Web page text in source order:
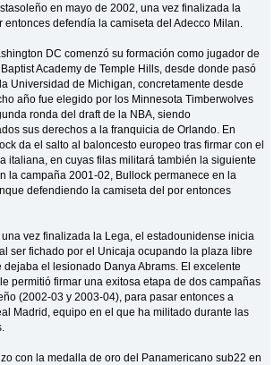
en mayo de 2002, una vez finalizada la
entonces defendía la camiseta del Adecco Milan.
DC comenzó su formación como jugador de
Academy de Temple Hills, desde donde pasó
Universidad de Michigan, concretamente desde
año fue elegido por los Minnesota Timberwolves
ronda del draft de la NBA, siendo
sus derechos a la franquicia de Orlando. En
da el salto al baloncesto europeo tras firmar con el
italiana, en cuyas filas militará también la siguiente
la campaña 2001-02, Bullock permanece en la
defendiendo la camiseta del por entonces
vez finalizada la Lega, el estadounidense inicia
ser fichado por el Unicaja ocupando la plaza libre
el lesionado Danya Abrams. El excelente
permitió firmar una exitosa etapa de dos campañas
(2002-03 y 2003-04), para pasar entonces a
Madrid, equipo en el que ha militado durante las
con la medalla de oro del Panamericano sub22 en